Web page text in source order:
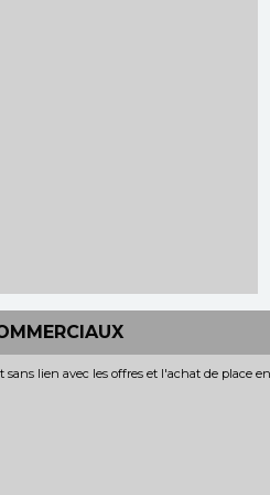
lien avec les offres et l'achat de place